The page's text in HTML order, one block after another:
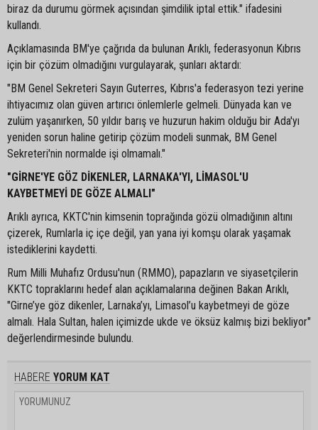
biraz da durumu görmek açısından şimdilik iptal ettik." ifadesini
kullandı.
Açıklamasında BM'ye çağrıda da bulunan Arıklı, federasyonun Kıbrıs
için bir çözüm olmadığını vurgulayarak, şunları aktardı:
"BM Genel Sekreteri Sayın Guterres, Kıbrıs'a federasyon tezi yerine
ihtiyacımız olan güven artırıcı önlemlerle gelmeli. Dünyada kan ve
zulüm yaşanırken, 50 yıldır barış ve huzurun hakim olduğu bir Ada'yı
yeniden sorun haline getirip çözüm modeli sunmak, BM Genel
Sekreteri'nin normalde işi olmamalı."
"GİRNE'YE GÖZ DİKENLER, LARNAKA'YI, LİMASOL'U
KAYBETMEYİ DE GÖZE ALMALI"
Arıklı ayrıca, KKTC'nin kimsenin toprağında gözü olmadığının altını
çizerek, Rumlarla iç içe değil, yan yana iyi komşu olarak yaşamak
istediklerini kaydetti.
Rum Milli Muhafız Ordusu'nun (RMMO), papazların ve siyasetçilerin
KKTC topraklarını hedef alan açıklamalarına değinen Bakan Arıklı,
"Girne’ye göz dikenler, Larnaka’yı, Limasol’u kaybetmeyi de göze
almalı. Hala Sultan, halen içimizde ukde ve öksüz kalmış bizi bekliyor"
değerlendirmesinde bulundu.
HABERE YORUM KAT